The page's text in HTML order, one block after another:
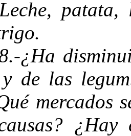
Leche,
¿Ha
de las
mercados
¿Hay